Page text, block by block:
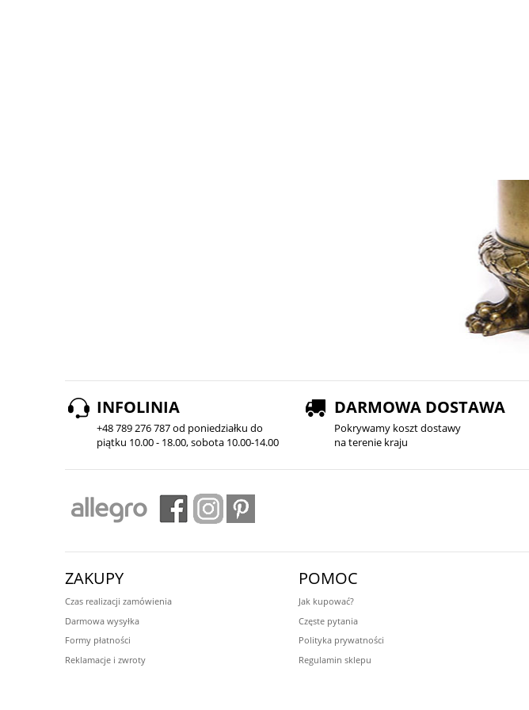
INFOLINIA
+48 789 276 787 od poniedziałku do
piątku 10.00 - 18.00, sobota 10.00-14.00
DARMOWA DOSTAWA
Pokrywamy koszt dostawy
na terenie kraju
ZAKUPY
Czas realizacji zamówienia
Darmowa wysyłka
Formy płatności
Reklamacje i zwroty
POMOC
Jak kupować?
Częste pytania
Polityka prywatności
Regulamin sklepu